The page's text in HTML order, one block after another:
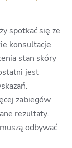
spotkać się ze
konsultacje
stan skóry
jest
zabiegów
rezultaty.
odbywać